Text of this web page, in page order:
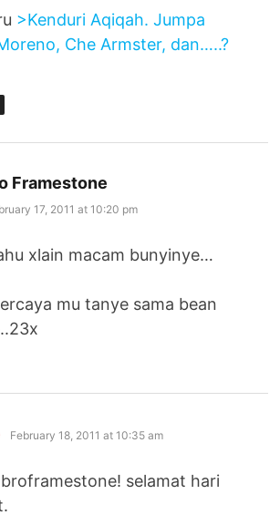
>Kenduri Aqiqah. Jumpa
Che Armster, dan…..?
Framestone
17, 2011 at 10:20 pm
xlain macam bunyinye…
mu tanye sama bean
says:
February 18, 2011 at 10:35 am
selamat hari